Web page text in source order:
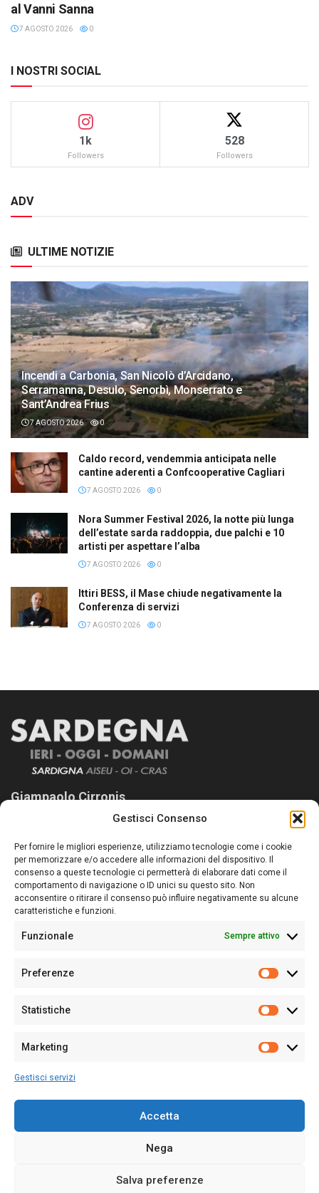
Gestisci Consenso
Per fornire le migliori esperienze, utilizziamo tecnologie come i cookie
per memorizzare e/o accedere alle informazioni del dispositivo. Il
consenso a queste tecnologie ci permetterà di elaborare dati come il
comportamento di navigazione o ID unici su questo sito. Non
acconsentire o ritirare il consenso può influire negativamente su alcune
caratteristiche e funzioni.
Funzionale Sempre attivo
Preferenze
Statistiche
Marketing
Gestisci servizi
Accetta
Nega
Salva preferenze
al Vanni Sanna
7 AGOSTO 2026 0
I NOSTRI SOCIAL
1k
Followers
528
Followers
ADV
ULTIME NOTIZIE
Incendi a Carbonia, San Nicolò d’Arcidano,
Serramanna, Desulo, Senorbì, Monserrato e
Sant’Andrea Frius
7 AGOSTO 2026 0
Caldo record, vendemmia anticipata nelle
cantine aderenti a Confcooperative Cagliari
7 AGOSTO 2026 0
Nora Summer Festival 2026, la notte più lunga
dell’estate sarda raddoppia, due palchi e 10
artisti per aspettare l’alba
7 AGOSTO 2026 0
Ittiri BESS, il Mase chiude negativamente la
Conferenza di servizi
7 AGOSTO 2026 0
Giampaolo Cirronis
Sardegna Ieri-Oggi-Domani nasce per informare “liberamente” i
lettori su quanto accade in Sardegna, con un occhio rivolto al
nostro passato e, soprattutto, al nostro futuro
Follow Us
Sede:Via Cristoforo Colombo 09013 Carbonia
Partita IVA02270380922
128/2020 del 10/02/2020
Per la Pubblicità:
Sardegna Ieri-Oggi-Domani- Tutti i diritti sono riservati -